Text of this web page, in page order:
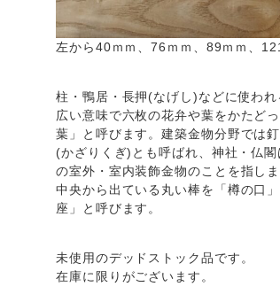
左から40ｍｍ、76ｍｍ、89ｍｍ、
柱・鴨居・長押(なげし)などに使われ
広い意味で六枚の花弁や葉をかたど
葉」と呼びます。建築金物分野では
(かざりくぎ)とも呼ばれ、神社・仏
の室外・室内装飾金物のことを指しま
中央から出ている丸い棒を「樽の口
座」と呼びます。
未使用のデッドストック品です。
在庫に限りがございます。